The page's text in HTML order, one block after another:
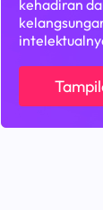
kehadiran